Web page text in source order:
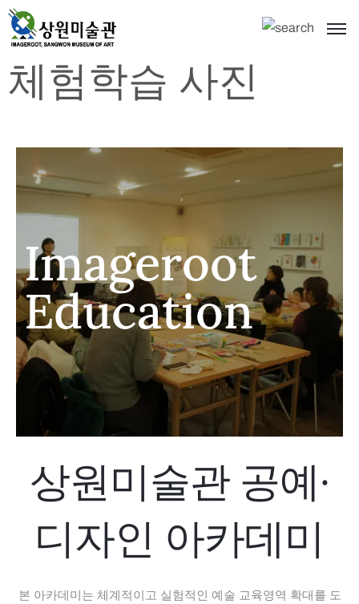
체험학습 사진
Imageroot
Education
상원미술관 공예·
디자인 아카데미
본 아카데미는 체계적이고 실험적인 예술 교육영역 확대를 도